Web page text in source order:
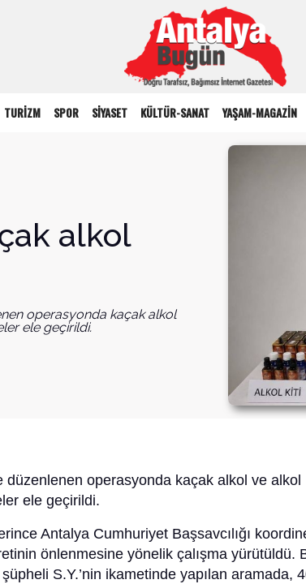
TURİZM SPOR SİYASET KÜLTÜR-SANAT YAŞAM-MAGAZİN
alkol
operasyonda kaçak alkol
ele geçirildi.
düzenlenen operasyonda kaçak alkol ve alkol
ele geçirildi.
Antalya Cumhuriyet Başsavcılığı
önlenmesine yönelik çalışma yürütüldü.
S.Y.’nin ikametinde yapılan aramada,